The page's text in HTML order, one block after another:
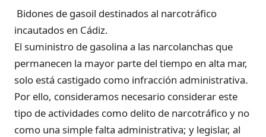
Bidones de gasoil destinados al narcotráfico
incautados en Cádiz.
El suministro de gasolina a las narcolanchas que
permanecen la mayor parte del tiempo en alta mar,
solo está castigado como infracción administrativa.
Por ello, consideramos necesario considerar este
tipo de actividades como delito de narcotráfico y no
como una simple falta administrativa; y legislar, al